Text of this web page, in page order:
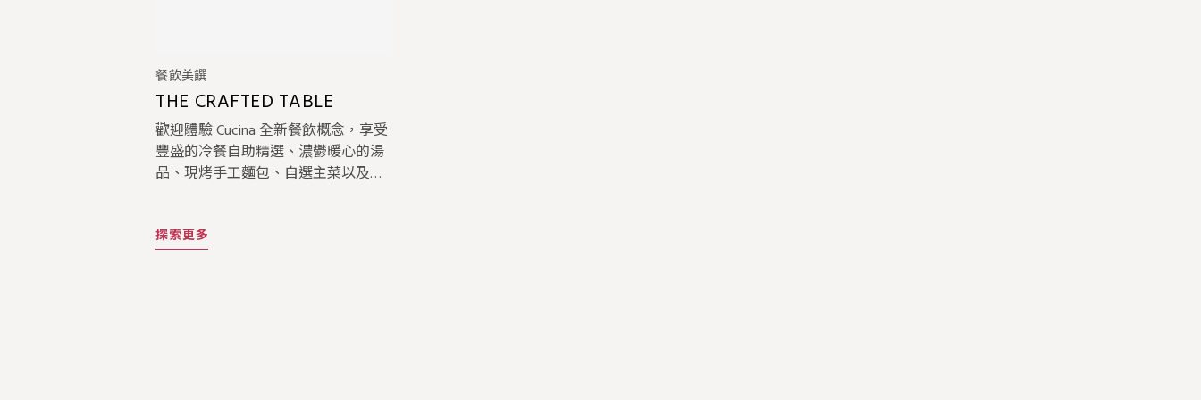
餐飲美饌
THE CRAFTED TABLE
歡迎體驗 Cucina 全新餐飲概念，享受
豐盛的冷餐自助精選、濃鬱暖心的湯
品、現烤手工麵包、自選主菜以及精
探索更多